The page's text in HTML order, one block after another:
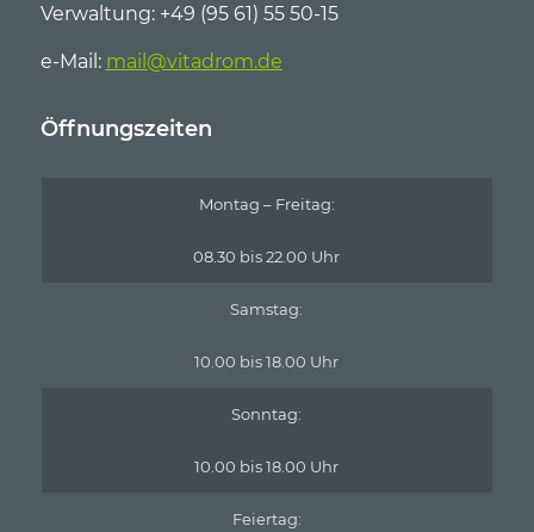
Verwaltung: +49 (95 61) 55 50-15
e-Mail: mail@vitadrom.de
Öffnungszeiten
Montag – Freitag:
08.30 bis 22.00 Uhr
Samstag:
10.00 bis 18.00 Uhr
Sonntag:
10.00 bis 18.00 Uhr
Feiertag: